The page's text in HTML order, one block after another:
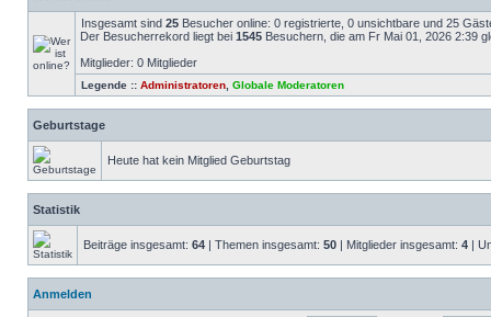
Insgesamt sind 25 Besucher online: 0 registrierte, 0 unsichtbare und 25
Der Besucherrekord liegt bei 1545 Besuchern, die am Fr Mai 01, 2026 2:39
Mitglieder: 0 Mitglieder
Legende :: Administratoren Globale Moderatoren
Geburtstage
Heute hat kein Mitglied Geburtstag
Statistik
Beiträge insgesamt: 64 | Themen insgesamt: 50 | Mitglieder insgesamt: 4 |
Anmelden